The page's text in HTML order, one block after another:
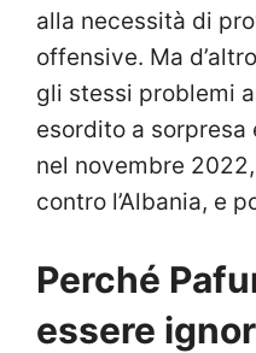
alla necessità di
offensive. Ma
gli stessi problemi
esordito a sorpresa
nel novembre
contro l’Albania, e
Perché
essere